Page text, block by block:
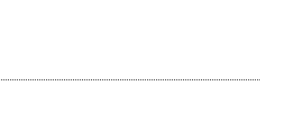
메뉴추가